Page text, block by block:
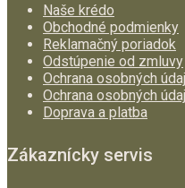
Naše krédo
Obchodné podmienky
Reklamačný poriadok
Odstúpenie od zmluvy
Ochrana osobných
Ochrana osobných
Doprava a platba
Zákaznícky servis